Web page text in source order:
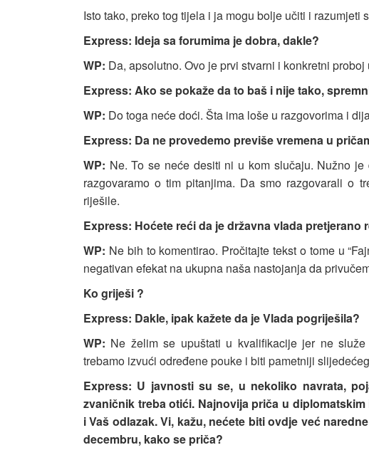
Isto tako, preko tog tijela i ja mogu bolje učiti i razumjeti
Express: Ideja sa forumima je dobra, dakle?
WP: Da, apsolutno. Ovo je prvi stvarni i konkretni
Express: Ako se pokaže da to baš i nije tako,
WP: Do toga neće doći. Šta ima loše u razgovorima i
Express: Da ne provedemo previše vremena u
WP: Ne. To se neće desiti ni u kom slučaju. Nužno
razgovaramo o tim pitanjima. Da smo razgovarali o
riješile.
Express: Hoćete reći da je državna vlada pretjerano
WP: Ne bih to komentirao. Pročitajte tekst o tome u
negativan efekat na ukupna naša nastojanja da
Ko griješi ?
Express: Dakle, ipak kažete da je Vlada pogriješila?
WP: Ne želim se upuštati u kvalifikacije jer ne
trebamo izvući određene pouke i biti pametniji
Express: U javnosti su se, u nekoliko navrata,
zvaničnik treba otići. Najnovija priča u
i Vaš odlazak. Vi, kažu, nećete biti ovdje već
decembru, kako se priča?